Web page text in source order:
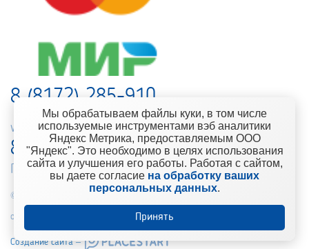
8 (8172) 285-910
web-support@kontinent.ru
8 900 501-25-53
Горячая линия интернет-магазина
© 2010-2021 Компания «Континент» Сеть магазинов строительно-
отделочных материалов
Создание сайта –
Мы обрабатываем файлы куки, в том числе
используемые инструментами вэб аналитики
Яндекс Метрика, предоставляемым ООО
"Яндекс". Это необходимо в целях использования
сайта и улучшения его работы. Работая с сайтом,
вы даете согласие на обработку ваших
персональных данных.
Принять